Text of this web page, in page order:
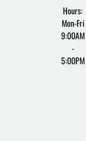
Hours:
Mon-Fri
9:00AM
-
5:00PM